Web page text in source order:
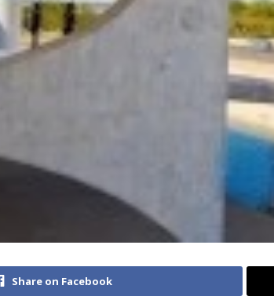
Share on Facebook